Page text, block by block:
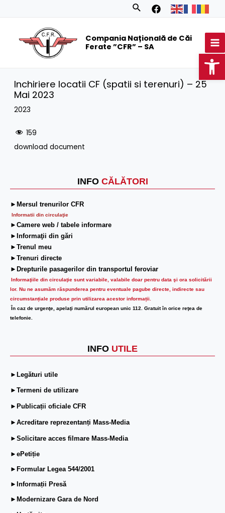
Search
Compania Națională de Căi
Ferate ”CFR” – SA
INFO CĂLĂTORI
►Mersul trenurilor CFR
Informatii din circulaţie
►Camere web / tabele informare
►Informaţii din gări
►Trenul meu
►Trenuri directe
►Drepturile pasagerilor din transportul feroviar
Informaţiile din circulaţie sunt variabile, valabile doar pentru data şi ora solicitării
lor. Nu ne asumăm răspunderea pentru eventuale pagube directe, indirecte sau
circumstanțiale produse prin utilizarea acestor informații.
În caz de urgenţe, apelaţi numărul european unic 112. Gratuit în orice reţea de
telefonie.
INFO UTILE
►Legături utile
►Termeni de utilizare
►Publicații oficiale CFR
►Acreditare reprezentanți Mass-Media
►Solicitare acces filmare Mass-Media
►ePetiție
►Formular Legea 544/2001
►Informații Presă
►Modernizare Gara de Nord
Inchiriere locatii CF (spatii si terenuri) – 25
Mai 2023
2023
159
download document